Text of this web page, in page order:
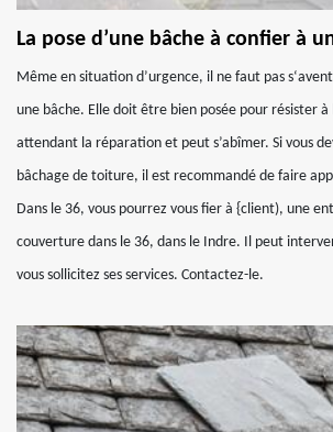
La pose d’une bâche à confier à
Même en situation d’urgence, il ne faut pas
une bâche. Elle doit être bien posée pour résister à
attendant la réparation et peut s’abîmer. Si vous
bâchage de toiture, il est recommandé de faire
Dans le 36, vous pourrez vous fier à {client), une
couverture dans le 36, dans le Indre. Il peut
vous sollicitez ses services. Contactez-le.